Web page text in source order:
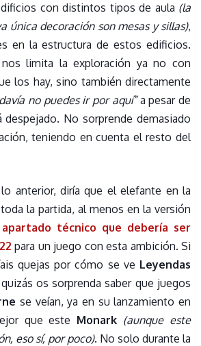
con distintos tipos de aula (la
única decoración son mesas y sillas),
en la estructura de estos edificios.
limita la exploración ya no con
los hay, sino también directamente
no puedes ir por aquí”a pesar de
No sorprende demasiado
teniendo en cuenta el resto del
anterior, diría que el elefante en la
la partida, al menos en la versión
apartado técnico que debería ser
para un juego con esta ambición. Si
quejas por cómo se ve Leyendas
os sorprenda saber que juegos
se veían, ya en su lanzamiento en
que este Monark (aunque este
eso sí, por poco). No solo durante la